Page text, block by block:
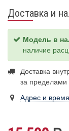
Доставка и
Модель в
наличие
Доставка
за
Адрес и